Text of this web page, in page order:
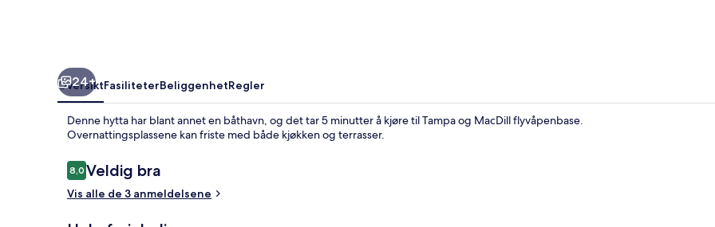
24+
OversiktFasiliteterBeliggenhetRegler
Denne hytta har blant annet en båthavn, og det tar 5 minutter å kjøre til Tampa og MacDill flyvåpenbase.
Overnattingsplassene kan friste med både kjøkken og terrasser.
Anmeldelser
8,08,0 av 10 –
Veldig bra
Vis alle de 3 anmeldelsene